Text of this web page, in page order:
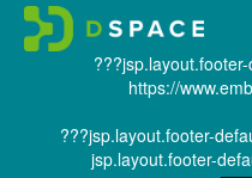
https://
???jsp.layout.footer-
jsp.layout.footer-